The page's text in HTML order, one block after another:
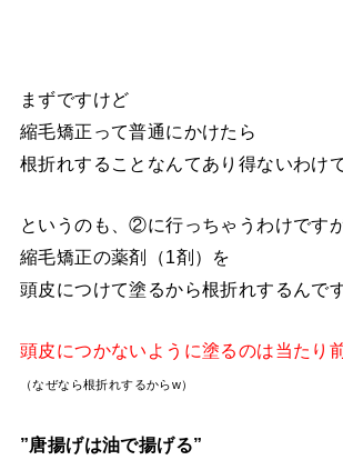
まずですけど
縮毛矯正って普通にかけたら
根折れすることなんてあり得ないわけ
というのも、②に行っちゃうわけです
縮毛矯正の薬剤（1剤）を
頭皮につけて塗るから根折れするんで
頭皮につかないように塗るのは当たり
（なぜなら根折れするからw）
”唐揚げは油で揚げる”